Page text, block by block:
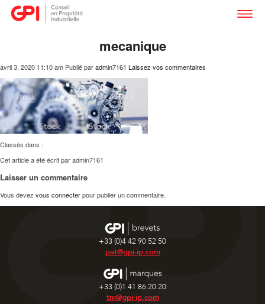
mecanique
avril 3, 2020 11:10 am Publié paradmin7161 Laissez vos commentaires
Classés dans :
Cet article a été écrit par admin7161
Laisser un commentaire
Vous devez vous connecterpour publier un commentaire.
+33 (0)4 42 90 52 50
pat@gpi-ip.com
+33 (0)1 41 86 20 20
tm@gpi-ip.com